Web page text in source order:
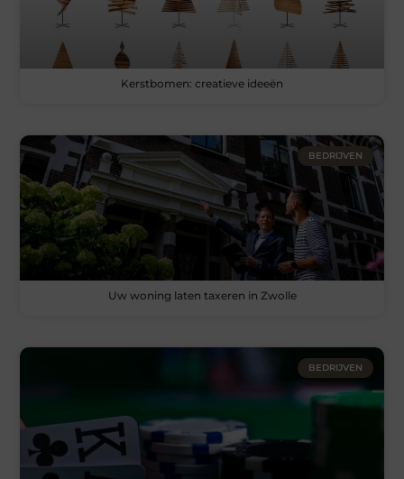
Kerstbomen: creatieve ideeën
BEDRIJVEN
Uw woning laten taxeren in Zwolle
BEDRIJVEN